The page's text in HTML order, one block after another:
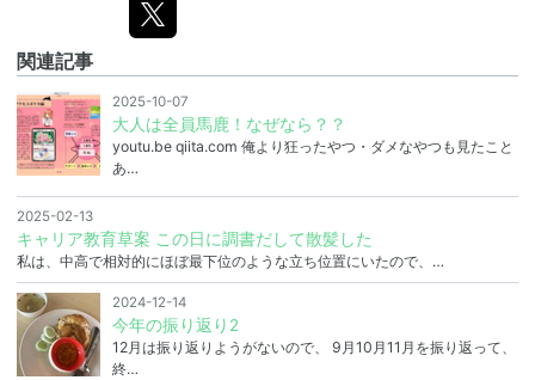
関連記事
2025-10-07
大人は全員馬鹿！なぜなら？？
youtu.be qiita.com 俺より狂ったやつ・ダメなやつも見たこと
あ…
2025-02-13
キャリア教育草案 この日に調書だして散髪した
私は、中高で相対的にほぼ最下位のような立ち位置にいたので、…
2024-12-14
今年の振り返り2
12月は振り返りようがないので、 9月10月11月を振り返って、
終…